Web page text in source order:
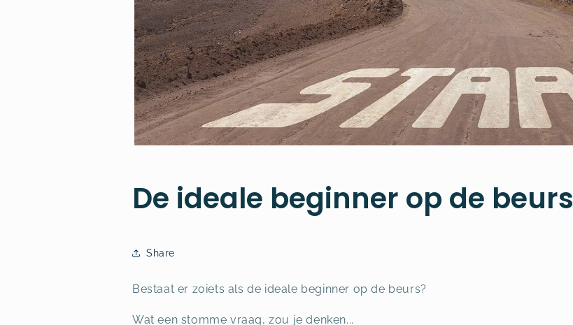
De ideale beginner op de beurs
Share
Bestaat er zoiets als de ideale beginner op de beurs?
Wat een stomme vraag, zou je denken...